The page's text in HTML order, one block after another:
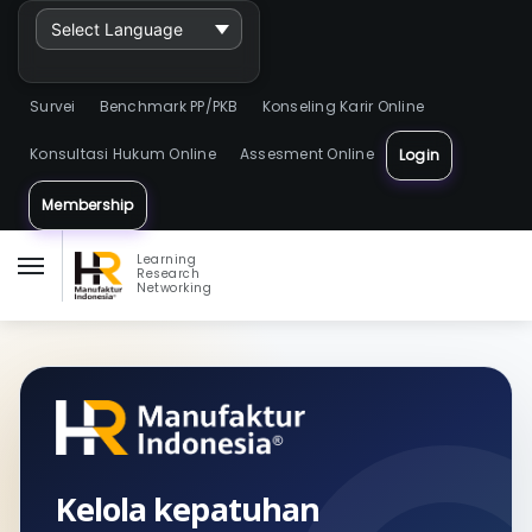
Survei Benchmark PP/PKB Konseling Karir Online
Konsultasi Hukum Online Assesment Online Login
Membership
Learning
Research
Networking
Kelola kepatuhan